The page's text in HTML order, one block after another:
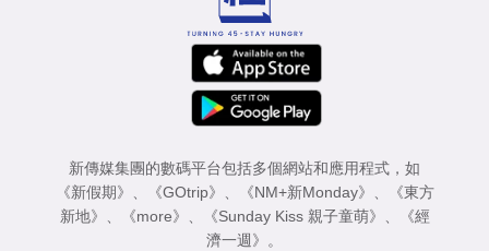
新傳媒集團的數碼平台包括多個網站和應用程式，如
《新假期》 、 《GOtrip》 、 《NM+新Monday》 、
《東方
新地》 、 《more》 、 《Sunday Kiss 親子童萌》 、
《經
濟一週》 。